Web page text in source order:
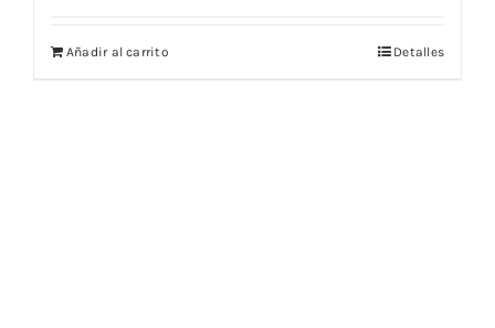
Añadir al carrito Detalles